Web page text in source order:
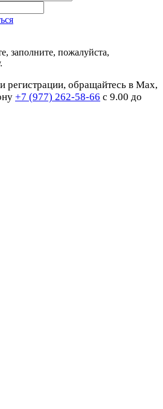
заполните, пожалуйста,
регистрации, обращайтесь в Max,
+7 (977) 262-58-66 с 9.00 до